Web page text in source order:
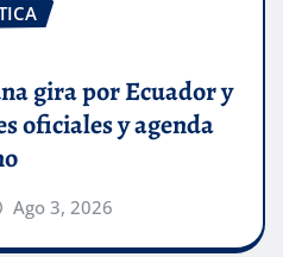
gira por Ecuador y
oficiales y agenda
Ago 3, 2026